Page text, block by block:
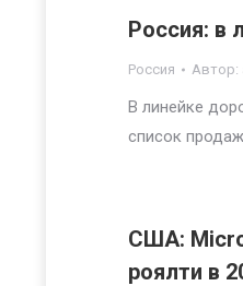
Россия: в
Россия Автор:
В линейке
список
США:
роялти в